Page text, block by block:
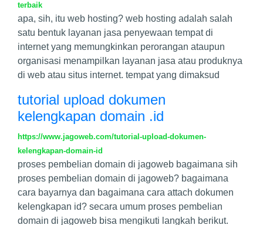
terbaik
apa, sih, itu web hosting? web hosting adalah salah
satu bentuk layanan jasa penyewaan tempat di
internet yang memungkinkan perorangan ataupun
organisasi menampilkan layanan jasa atau produknya
di web atau situs internet. tempat yang dimaksud
tutorial upload dokumen
kelengkapan domain .id
https://www.jagoweb.com/tutorial-upload-dokumen-
kelengkapan-domain-id
proses pembelian domain di jagoweb bagaimana sih
proses pembelian domain di jagoweb? bagaimana
cara bayarnya dan bagaimana cara attach dokumen
kelengkapan id? secara umum proses pembelian
domain di jagoweb bisa mengikuti langkah berikut.